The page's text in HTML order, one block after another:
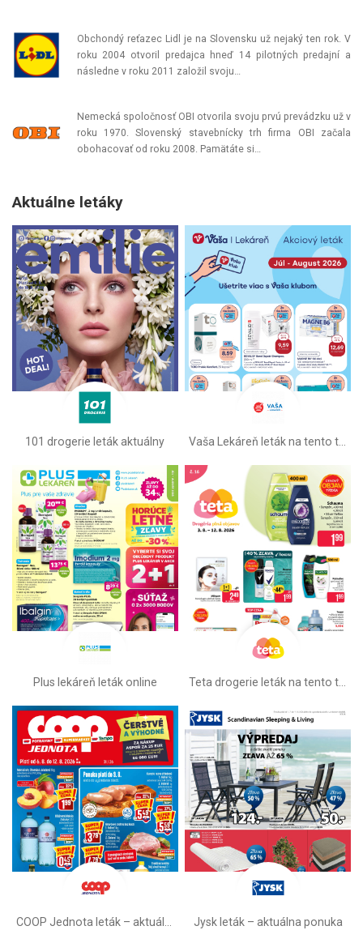
Obchondý reťazec Lidl je na Slovensku už nejaký ten rok. V
roku 2004 otvoril predajca hneď 14 pilotných predajní a
následne v roku 2011 založil svoju…
Nemecká spoločnosť OBI otvorila svoju prvú prevádzku už v
roku 1970. Slovenský stavebnícky trh firma OBI začala
obohacovať od roku 2008. Pamätáte si…
Aktuálne letáky
101 drogerie leták aktuálny Vaša Lekáreň leták na tento týždeň
Plus lekáreň leták online
COOP Jednota leták –⁠ aktuálny Jysk leták – aktuálna ponuka